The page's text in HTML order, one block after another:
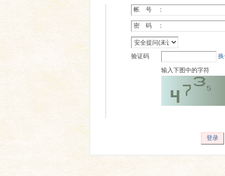
帐 号 ：
密 码 ：
验证码
输入下图中的字符
登录